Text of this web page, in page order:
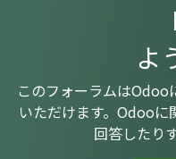
よ
このフォーラムはOdoo
いただけます。Odooに
回答したり